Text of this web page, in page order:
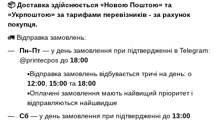
📦 Доставка здійснюється «Новою Поштою» та
«Укрпоштою» за тарифами перевізників - за рахунок
покупця.
🚛 Відправка замовлень:
Пн–Пт — у день замовлення при підтвердженні в Telegram:
@printecpos до 18:00
▪️Відправка замовлень відбувається тричі на день: о
12:00 15:00 та 18:00
▪️Оплачені замовлення мають найвищий пріоритет і
відправляються найшвидше
Сб — у день замовлення при підтвердженні до 13:00